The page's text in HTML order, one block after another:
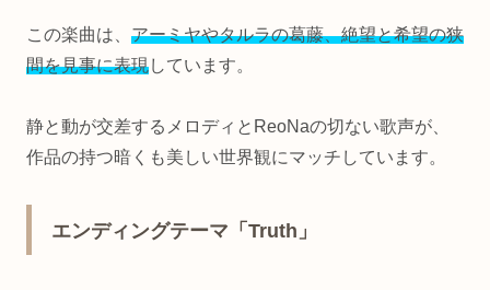
この楽曲は、 アーミヤやタルラの葛藤、絶望と希望の狭
間を見事に表現しています。
静と動が交差するメロディとReoNaの切ない歌声が、
作品の持つ暗くも美しい世界観にマッチしています。
エンディングテーマ「Truth」